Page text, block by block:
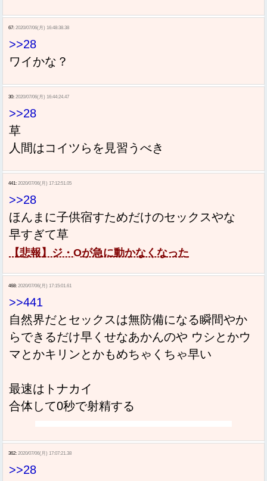
67: 2020/07/06(月) 16:48:38.38
>>28
ワイかな？
30: 2020/07/06(月) 16:44:24.47
>>28
草
人間はコイツらを見習うべき
441: 2020/07/06(月) 17:12:51.05
>>28
ほんまに子供宿すためだけのセックスやな
早すぎて草
【悲報】ジ・Oが急に動かなくなった
468: 2020/07/06(月) 17:15:01.61
>>441
自然界だとセックスは無防備になる瞬間やか
らできるだけ早くせなあかんのや ウシとかウ
マとかキリンとかもめちゃくちゃ早い
最速はトナカイ
合体して0秒で射精する
362: 2020/07/06(月) 17:07:21.38
>>28